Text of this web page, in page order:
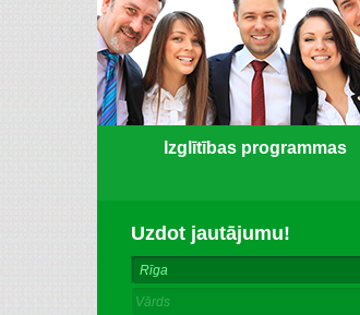
Izglītības programmas
Uzdot jautājumu!